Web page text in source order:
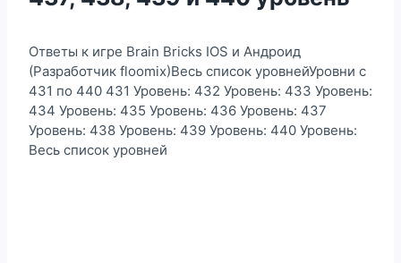
Ответы к игре Brain Bricks IOS и Андроид
(Разработчик floomix)Весь список уровнейУровни с
431 по 440 431 Уровень: 432 Уровень: 433 Уровень:
434 Уровень: 435 Уровень: 436 Уровень: 437
Уровень: 438 Уровень: 439 Уровень: 440 Уровень:
Весь список уровней